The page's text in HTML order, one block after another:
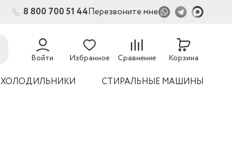
8 800 700 51 44Перезвоните мне
Войти Избранное Сравнение Корзина
ХОЛОДИЛЬНИКИ СТИРАЛЬНЫЕ МАШИНЫ